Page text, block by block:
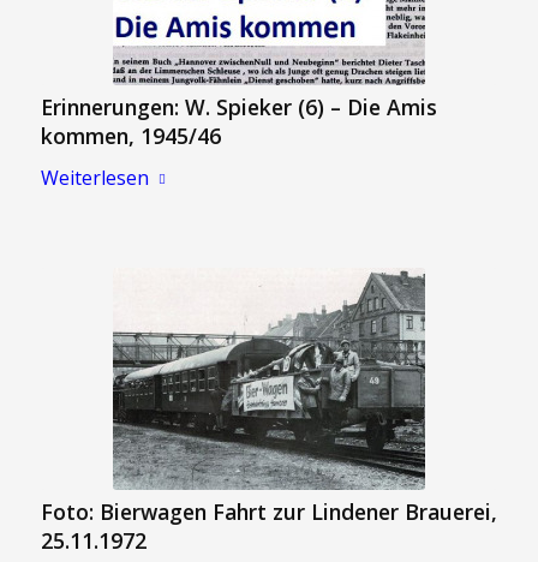
Erinnerungen: W. Spieker (6) – Die Amis
kommen, 1945/46
Weiterlesen
Foto: Bierwagen Fahrt zur Lindener Brauerei,
25.11.1972